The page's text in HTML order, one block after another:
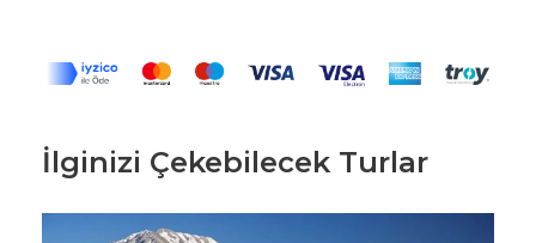
İlginizi Çekebilecek Turlar